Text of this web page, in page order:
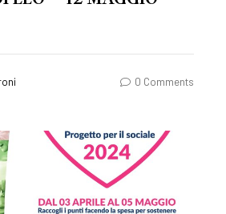
0 Comments